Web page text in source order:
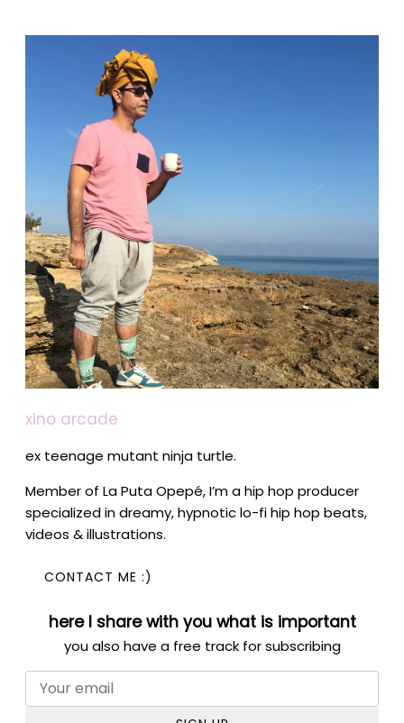
xino arcade
ex teenage mutant ninja turtle.
Member of La Puta Opepé, I’m a hip hop producer
specialized in dreamy, hypnotic lo-fi hip hop beats,
videos & illustrations.
CONTACT ME :)
here I share with you what is important
you also have a free track for subscribing